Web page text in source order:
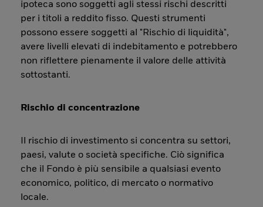
ipoteca sono soggetti agli stessi rischi descritti
per i titoli a reddito fisso. Questi strumenti
possono essere soggetti al "Rischio di liquidità",
avere livelli elevati di indebitamento e potrebbero
non riflettere pienamente il valore delle attività
sottostanti.
Rischio di concentrazione
Il rischio di investimento si concentra su settori,
paesi, valute o società specifiche. Ciò significa
che il Fondo è più sensibile a qualsiasi evento
economico, politico, di mercato o normativo
locale.